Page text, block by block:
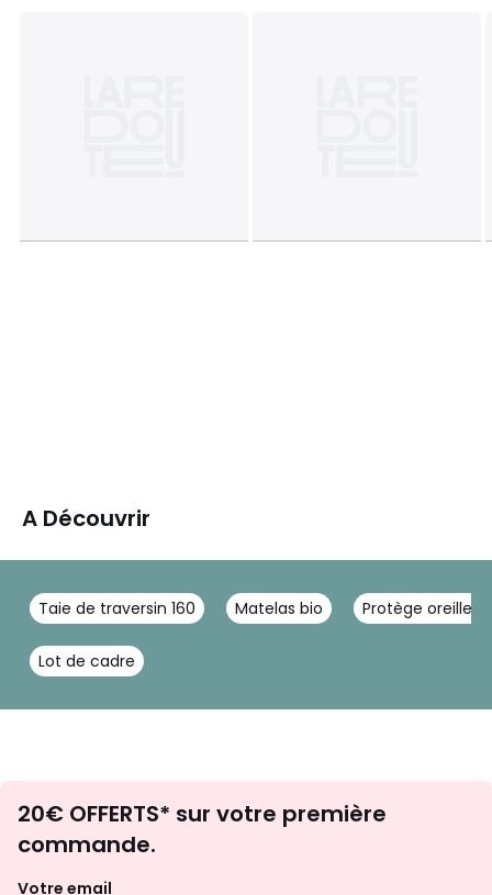
A Découvrir
Taie de traversin 160 Matelas bio Protège oreiller
Lot de cadre
d'inspirations
20€ OFFERTS* sur votre première
commande.
Votre email